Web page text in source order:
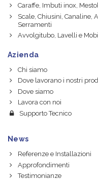
Caraffe, Imbuti inox,
Scale, Chiusini, Canaline,
Serramenti
Avvolgitubo, Lavelli e
Azienda
Chi siamo
Dove lavorano i nostri
Dove siamo
Lavora con noi
Supporto Tecnico
News
Referenze e Installazioni
Approfondimenti
Testimonianze